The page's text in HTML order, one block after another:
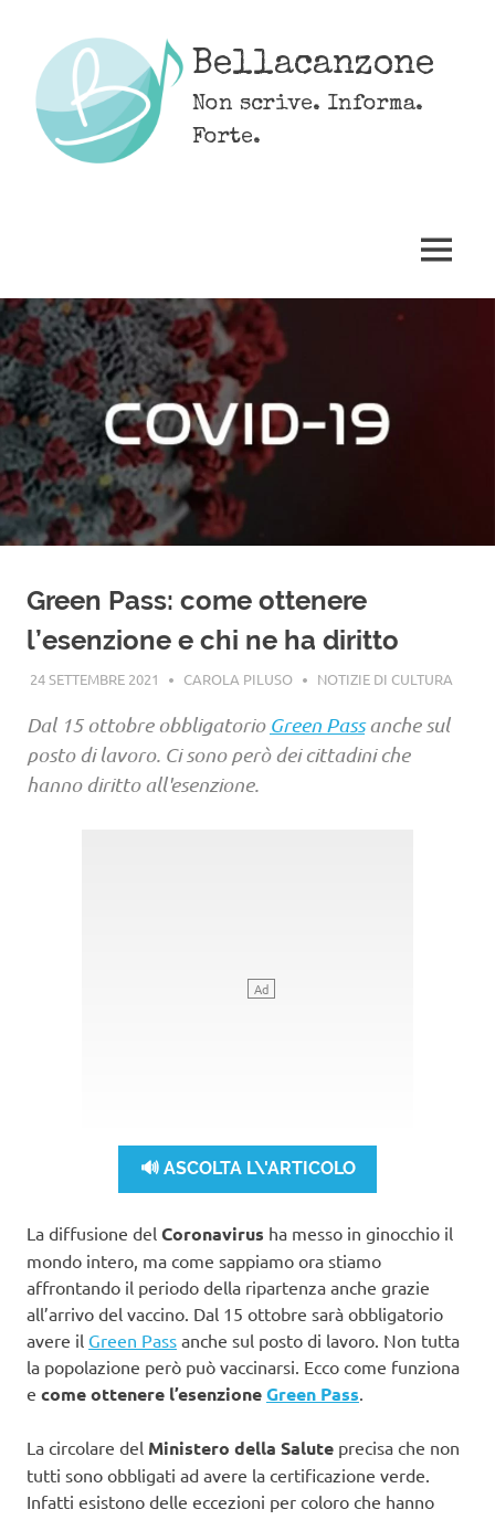
content
Bellacanzone
Non scrive. Informa.
Forte.
MENU
Green Pass: come ottenere
l’esenzione e chi ne ha diritto
24 SETTEMBRE 2021 CAROLA PILUSO NOTIZIE DI CULTURA
Dal 15 ottobre obbligatorio Green Passanche sul
posto di lavoro. Ci sono però dei cittadini che
hanno diritto all'esenzione.
🔊 ASCOLTA L\'ARTICOLO
La diffusione del Coronavirus ha messo in ginocchio il
mondo intero, ma come sappiamo ora stiamo
affrontando il periodo della ripartenza anche grazie
all’arrivo del vaccino. Dal 15 ottobre sarà obbligatorio
avere il Green Pass anche sul posto di lavoro. Non tutta
la popolazione però può vaccinarsi. Ecco come funziona
e come ottenere l’esenzioneGreen Pass
La circolare del Ministero della Salute precisa che non
tutti sono obbligati ad avere la certificazione verde.
Infatti esistono delle eccezioni per coloro che hanno